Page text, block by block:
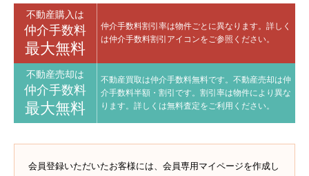
不動産購入は
仲介手数料
最大無料
仲介手数料割引率は物件ごとに異なります。 詳しく
は仲介手数料割引アイコンをご参照ください。
不動産売却は
仲介手数料
最大無料
不動産買取は仲介手数料無料です。 不動産売却は仲
介手数料半額・割引です。 割引率は物件により異な
ります。 詳しくは無料査定をご利用ください。
会員登録いただいたお客様には、会員専用マイページを作成し